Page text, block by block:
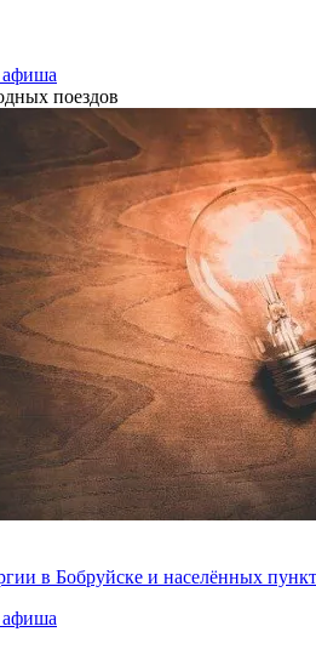
афиша
поездов
в Бобруйске и населённых
афиша